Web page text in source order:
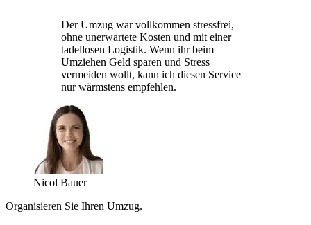
Der Umzug war vollkommen stressfrei,
ohne unerwartete Kosten und mit einer
tadellosen Logistik. Wenn ihr beim
Umziehen Geld sparen und Stress
vermeiden wollt, kann ich diesen Service
nur wärmstens empfehlen.
Nicol Bauer
Organisieren Sie Ihren Umzug.